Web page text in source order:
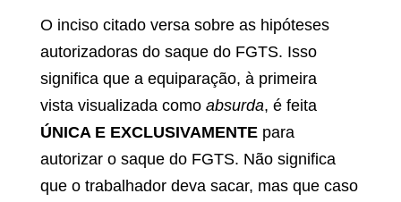
O inciso citado versa sobre as hipóteses
autorizadoras do saque do FGTS. Isso
significa que a equiparação, à primeira
vista visualizada como absurda, é feita
ÚNICA E EXCLUSIVAMENTEpara
autorizar o saque do FGTS. Não significa
que o trabalhador deva sacar, mas que caso